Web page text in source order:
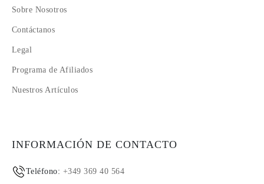
Sobre Nosotros
Contáctanos
Legal
Programa de Afiliados
Nuestros Artículos
INFORMACIÓN DE CONTACTO
Teléfono: +349 369 40 564